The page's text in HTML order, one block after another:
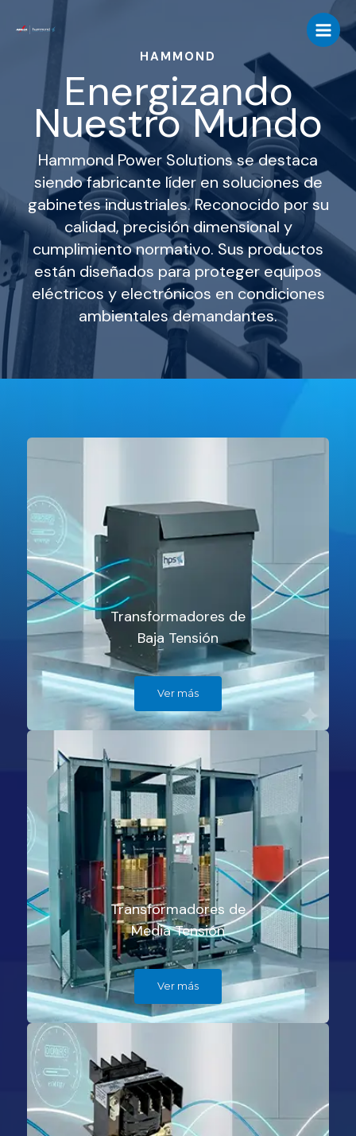
HAMMOND
Energizando
Nuestro Mundo
Hammond Power Solutions se destaca
siendo fabricante líder en soluciones de
gabinetes industriales. Reconocido por su
calidad, precisión dimensional y
cumplimiento normativo. Sus productos
están diseñados para proteger equipos
eléctricos y electrónicos en condiciones
ambientales demandantes.
Transformadores de
Baja Tensión
Ver más
Transformadores de
Media Tensión
Ver más